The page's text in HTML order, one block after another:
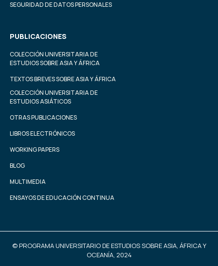
SEGURIDAD DE DATOS PERSONALES
PUBLICACIONES
COLECCIÓN UNIVERSITARIA DE
ESTUDIOS SOBRE ASIA Y ÁFRICA
TEXTOS BREVES SOBRE ASIA Y ÁFRICA
COLECCIÓN UNIVERSITARIA DE
ESTUDIOS ASIÁTICOS
OTRAS PUBLICACIONES
LIBROS ELECTRÓNICOS
WORKING PAPERS
BLOG
MULTIMEDIA
ENSAYOS DE EDUCACIÓN CONTINUA
© PROGRAMA UNIVERSITARIO DE ESTUDIOS SOBRE ASIA, ÁFRICA Y
OCEANÍA, 2024